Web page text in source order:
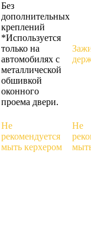
Без
дополнительных
креплений
*Используется
только на
автомобилях с
металлической
обшивкой
оконного
проема двери.
Не
рекомендуется
мыть керхером
Не